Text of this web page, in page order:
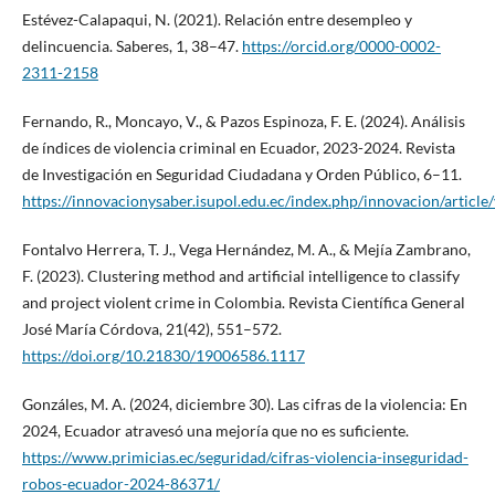
Estévez-Calapaqui, N. (2021). Relación entre desempleo y
delincuencia. Saberes, 1, 38–47. https://orcid.org/0000-0002-
2311-2158
Fernando, R., Moncayo, V., & Pazos Espinoza, F. E. (2024). Análisis
de índices de violencia criminal en Ecuador, 2023-2024. Revista
de Investigación en Seguridad Ciudadana y Orden Público, 6–11.
https://innovacionysaber.isupol.edu.ec/index.php/innovacion/
Fontalvo Herrera, T. J., Vega Hernández, M. A., & Mejía Zambrano,
F. (2023). Clustering method and artificial intelligence to classify
and project violent crime in Colombia. Revista Científica General
José María Córdova, 21(42), 551–572.
https://doi.org/10.21830/19006586.1117
Gonzáles, M. A. (2024, diciembre 30). Las cifras de la violencia: En
2024, Ecuador atravesó una mejoría que no es suficiente.
https://www.primicias.ec/seguridad/cifras-violencia-inseguridad-
robos-ecuador-2024-86371/